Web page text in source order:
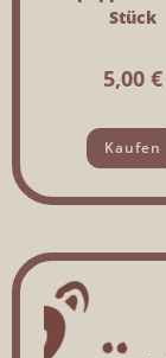
Stück
5,00 €
Kaufen